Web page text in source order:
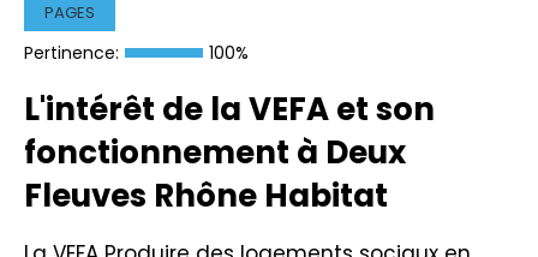
PAGES
Pertinence: 100%
L'intérêt de la VEFA et son
fonctionnement à Deux
Fleuves Rhône Habitat